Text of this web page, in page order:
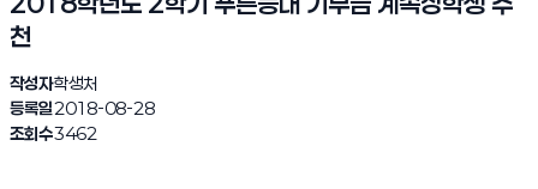
천
작성자학생처
등록일2018-08-28
조회수3462